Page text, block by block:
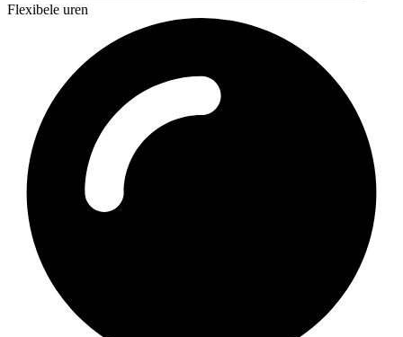
Flexibele uren